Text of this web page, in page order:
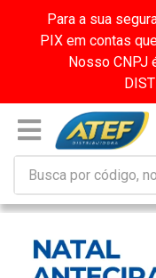
Para a sua
PIX em contas
Nosso CNPJ